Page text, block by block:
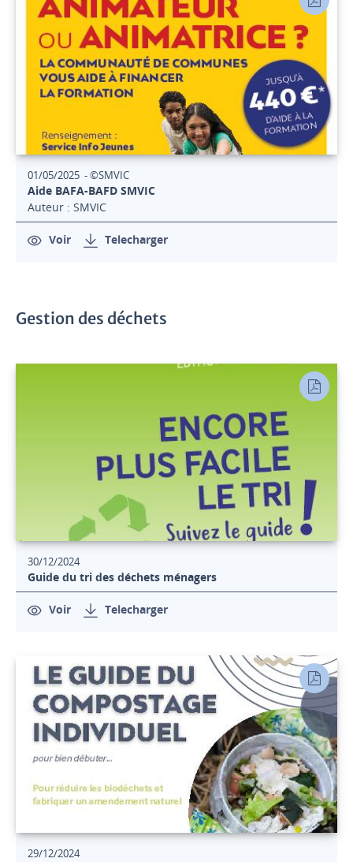
01/05/2025 - ©SMVIC
Aide BAFA-BAFD SMVIC
Auteur : SMVIC
Voir Telecharger
Gestion des déchets
30/12/2024
Guide du tri des déchets ménagers
Voir Telecharger
29/12/2024